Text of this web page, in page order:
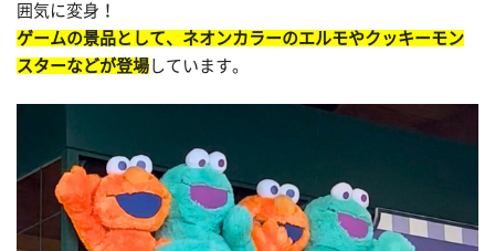
囲気に変身！
ゲームの景品として、ネオンカラーのエルモやクッキーモン
スターなどが登場 しています。